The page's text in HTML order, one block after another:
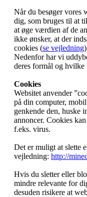
Når du besøger vores
dig, som bruges til at
at øge værdien af de
ikke ønsker, at der
cookies (se vejledning
Nedenfor har vi
deres formål og hvilke
Cookies
Websitet anvender
på din computer,
genkende den, huske
annoncer. Cookies
f.eks. virus.
Det er muligt at slette
vejledning: http://
Hvis du sletter eller
mindre relevante for
desuden risikere at